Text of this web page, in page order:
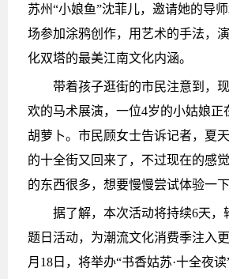
苏州“小娘鱼”沈菲儿，邀请她的导
场参加涂鸦创作，用艺术的手法，
化双塔的最美江南文化内涵。
带着孩子逛街的市民注意到，
欢的马术展演，一位4岁的小姑娘正
胡萝卜。市民顾女士告诉记者，夏
的十全街又回来了，不过现在的感
的东西很多，想要慢慢尝试体验一下
据了解，本次活动将持续6天，
题日活动，为潮流文化消费季注入
月18日，将举办“书香姑苏·十全夜